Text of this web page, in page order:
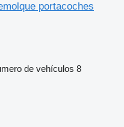
portacoches
de vehículos 8